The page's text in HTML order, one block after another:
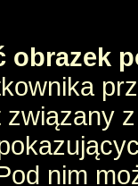
obrazek
nim